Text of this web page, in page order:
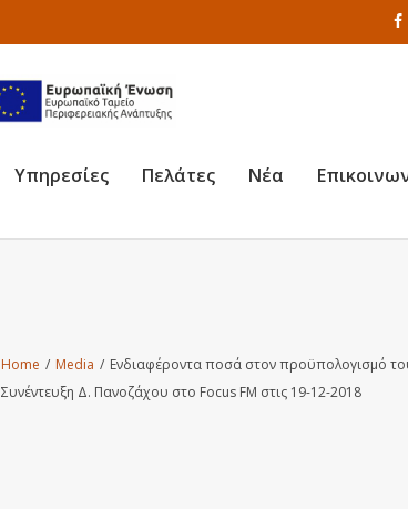
Υπηρεσίες Πελάτες Νέα
Home / Media / Ενδιαφέροντα ποσά στον προϋπολογισμό
Συνέντευξη Δ. Πανοζάχου στο Focus FM στις 19-12-2018